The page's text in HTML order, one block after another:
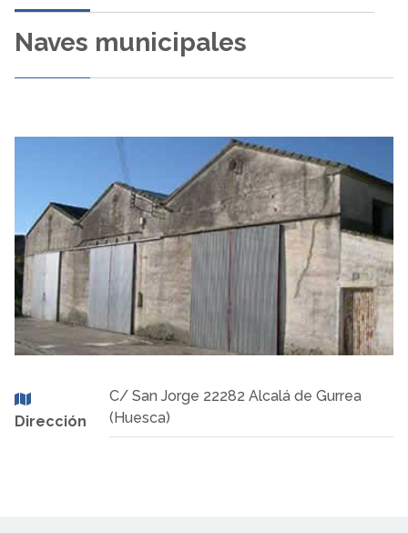
Naves municipales
Dirección
C/ San Jorge 22282 Alcalá de Gurrea
(Huesca)